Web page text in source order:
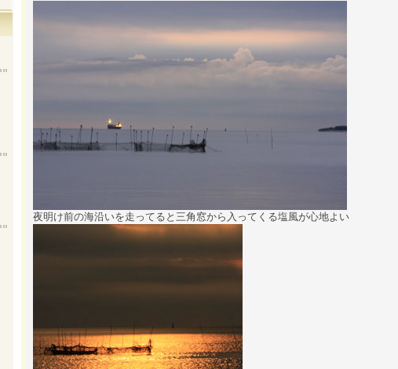
夜明け前の海沿いを走ってると三角窓から入ってくる塩風が心地よい